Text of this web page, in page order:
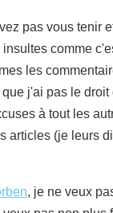
pas vous tenir
comme
les
j'ai pas le droit
à tout les
articles (je leurs
, je ne veux